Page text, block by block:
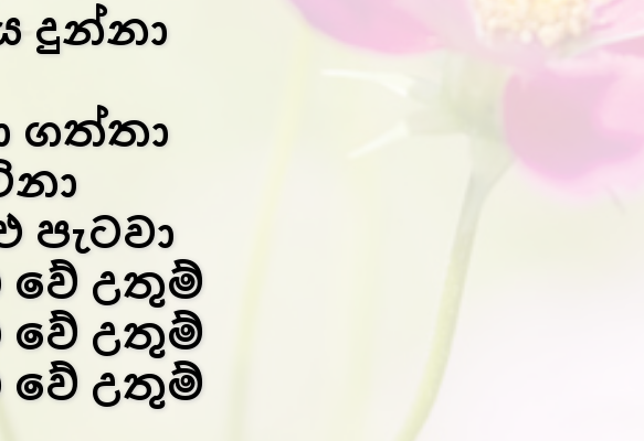
දුන්නා
ගත්තා
පැටවා
වේ උතුම්
වේ උතුම්
වේ උතුම්